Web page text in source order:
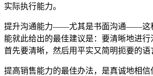
实际执行能力。
提升沟通能力——尤其是书面沟通——这
能就此给出的最佳建议是：要清晰地进
首先要清晰，然后用平实又简明扼要的语
提高销售能力的最佳办法，是真诚地相